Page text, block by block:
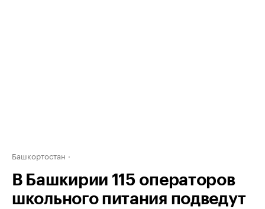
Башкортостан
В Башкирии 115 операторов
школьного питания подведут